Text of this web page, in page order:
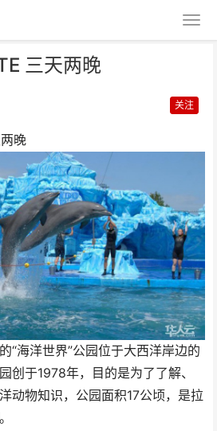
三天两晚
关注
晚
“海洋世界”公园位于大西洋岸边的
创于1978年，目的是为了了解、
动物知识，公园面积17公顷，是拉
天两晚